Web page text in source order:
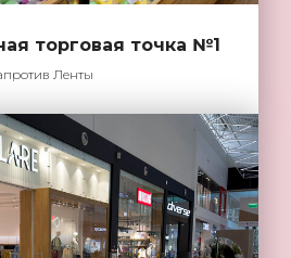
торговая точка №1
Ленты